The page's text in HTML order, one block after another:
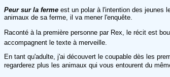
Peur sur la ferme est un polar à l'intention des jeunes
animaux de sa ferme, il va mener l'enquête.
Raconté à la première personne par Rex, le récit est
accompagnent le texte à merveille.
En tant qu'adulte, j'ai découvert le coupable dès les
regarderez plus les animaux qui vous entourent du même